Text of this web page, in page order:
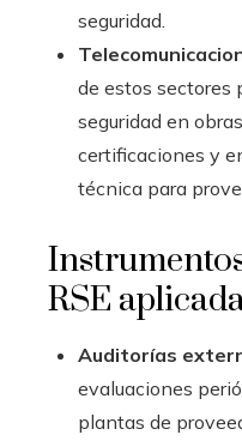
seguridad.
de estos sectores
seguridad en
certificaciones y
técnica para
RSE
Auditorías
evaluaciones
plantas de